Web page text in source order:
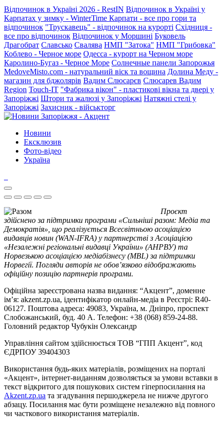
Відпочинок в Україні 2026 - RestIN Відпочинок в Україні у
Карпатах у зимку - WinterTime Карпати - все про гори та
відпочинок "Трускавець" - відпочинок на курорті Східниця -
все про відпочинок Відпочинок у Моршині Буковель
Драгобрат Славсько Свалява НМП "Затока" НМП "Грибовка"
Коблево - Черное море Одесса - курорт на Черном море
Каролино-Бугаз - Черное Море Солнечные панели Запорожья
MedoveMisto.com - натуральний віск та вощина Долина Меду -
магазин для бджолярів Вадим Слюсарєв Слюсарев Вадим
Region Touch-IT "Фабрика вікон" - пластикові вікна та двері у
Запоріжжі Штори та жалюзі у Запоріжжі Натяжні стелі у
Запоріжжі Захисник - військторг
Новини
Ексклюзив
Фото-відео
Україна
Проєкт
здійснено за підтримки програми «Сильніші разом: Медіа та
Демократія», що реалізується Всесвітньою асоціацією
видавців новин (WAN-IFRA) у партнерстві з Асоціацією
«Незалежні регіональні видавці України» (АНРВУ) та
Норвезькою асоціацією медіабізнесу (MBL) за підтримки
Норвегії. Погляди авторів не обов’язково відображають
офіційну позицію партнерів програми.
Офіційна зареєстрована назва видання: “Акцент”, доменне
ім’я: akzent.zp.ua, ідентифікатор онлайн-медіа в Реєстрі: R40-
06127. Поштова адреса: 49083, Україна, м. Дніпро, проспект
Слобожанський, буд. 40 А. Телефон: +38 (068) 859-24-88.
Головний редактор Чубукін Олександр
Управління сайтом здійснюється ТОВ “ГПП Акцент”, код
ЄДРПОУ 39404303
Використання будь-яких матеріалів, розміщених на порталі
«Акцент», інтернет-виданням дозволяється за умови вставки в
текст відкритого для пошукових систем гіперпосилання на
Akzent.zp.ua та згадування першоджерела не нижче другого
абзацу. Посилання має бути розміщене незалежно від повного
чи часткового використання матеріалів.